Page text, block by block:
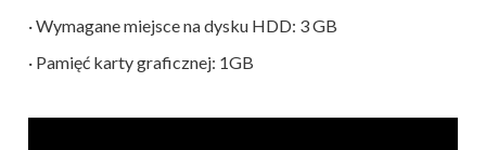
· Wymagane miejsce na dysku HDD: 3 GB
· Pamięć karty graficznej: 1GB